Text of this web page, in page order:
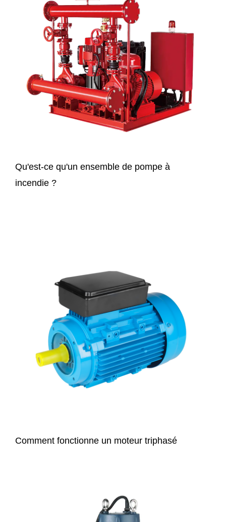
Qu'est-ce qu'un ensemble de pompe à
incendie ?
Comment fonctionne un moteur triphasé